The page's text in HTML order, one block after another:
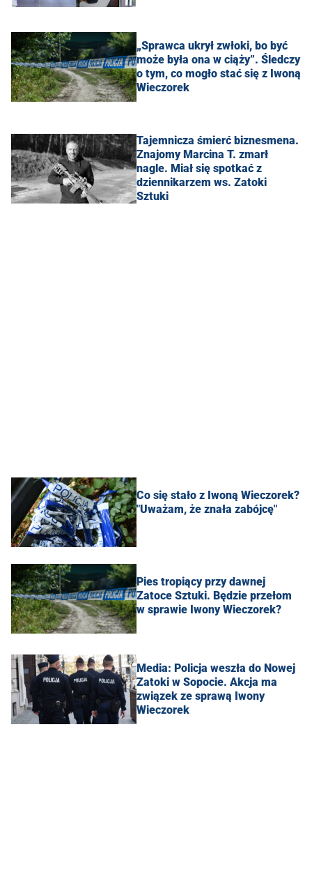
„Sprawca ukrył zwłoki, bo być
może była ona w ciąży”. Śledczy
o tym, co mogło stać się z Iwoną
Wieczorek
Tajemnicza śmierć biznesmena.
Znajomy Marcina T. zmarł
nagle. Miał się spotkać z
dziennikarzem ws. Zatoki
Sztuki
Co się stało z Iwoną Wieczorek?
"Uważam, że znała zabójcę"
Pies tropiący przy dawnej
Zatoce Sztuki. Będzie przełom
w sprawie Iwony Wieczorek?
Media: Policja weszła do Nowej
Zatoki w Sopocie. Akcja ma
związek ze sprawą Iwony
Wieczorek